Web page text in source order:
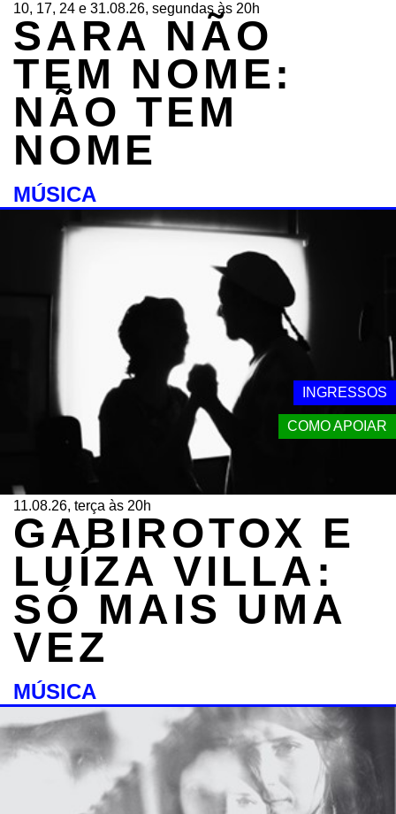
INGRESSOS
COMO APOIAR
10, 17, 24 e 31.08.26, segundas às 20h
SARA NÃO
TEM NOME:
NÃO TEM
NOME
MÚSICA
11.08.26, terça às 20h
GABIROTOX E
LUÍZA VILLA:
SÓ MAIS UMA
VEZ
MÚSICA